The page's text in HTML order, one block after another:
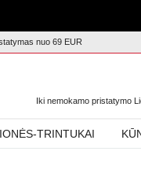
nuo 69 EUR
Iki nemokamo pristatymo
TRINTUKAI